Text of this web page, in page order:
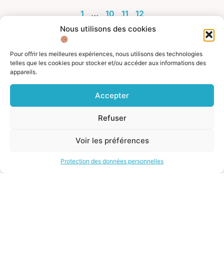
Nous utilisons des cookies
Pour offrir les meilleures expériences, nous utilisons des technologies
telles que les cookies pour stocker et/ou accéder aux informations des
appareils.
Accepter
Refuser
Voir les préférences
Protection des données personnelles
1 … 10 11 12
Le financement
Les Français de
Toutes nos actions
Le témoin de la semaine